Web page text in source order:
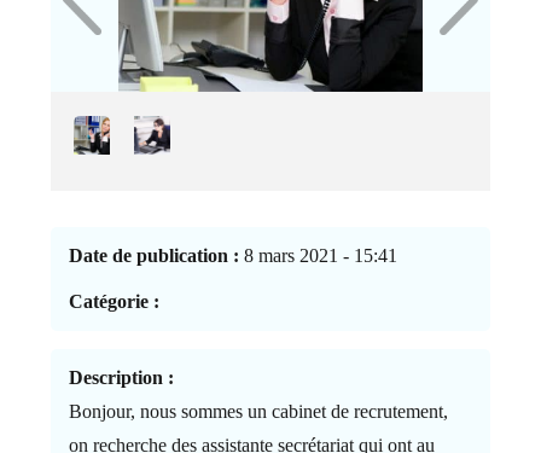
Date de publication : 8 mars 2021 - 15:41
Catégorie :
Description :
Bonjour, nous sommes un cabinet de recrutement,
on recherche des assistante secrétariat qui ont au